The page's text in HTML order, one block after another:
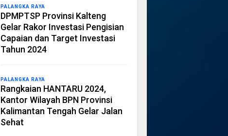
PALANGKA RAYA
DPMPTSP Provinsi Kalteng
Gelar Rakor Investasi Pengisian
Capaian dan Target Investasi
Tahun 2024
PALANGKA RAYA
Rangkaian HANTARU 2024,
Kantor Wilayah BPN Provinsi
Kalimantan Tengah Gelar Jalan
Sehat